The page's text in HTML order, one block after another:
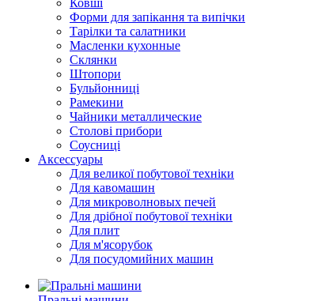
Ковші
Форми для запікання та випічки
Тарілки та салатники
Масленки кухонные
Склянки
Штопори
Бульйонниці
Рамекини
Чайники металлические
Столові прибори
Соусниці
Аксессуары
Для великої побутової техніки
Для кавомашин
Для микроволновых печей
Для дрібної побутової техніки
Для плит
Для м'ясорубок
Для посудомийних машин